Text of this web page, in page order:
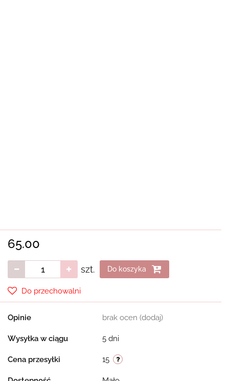
65.00
szt. Do koszyka
Do przechowalni
Opinie brak ocen (dodaj)
Wysyłka w ciągu 5 dni
Cena przesyłki 15